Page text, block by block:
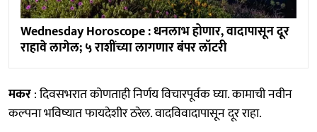
Wednesday Horoscope : धनलाभ होणार, वादापासून दूर
राहावे लागेल; ५ राशींच्या लागणार बंपर लॉटरी
मकर: दिवसभरात कोणताही निर्णय विचारपूर्वक घ्या. कामाची नवीन
कल्पना भविष्यात फायदेशीर ठरेल. वादविवादापासून दूर राहा.